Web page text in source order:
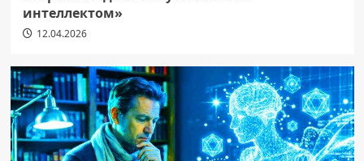
интеллектом»
12.04.2026